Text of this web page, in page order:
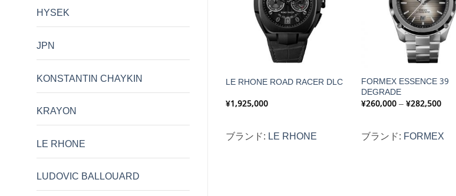
HYSEK
JPN
KONSTANTIN CHAYKIN
KRAYON
LE RHONE
LUDOVIC BALLOUARD
LE RHONE ROAD RACER DLC
¥1,925,000
ブランド: LE RHONE
FORMEX ESSENCE 39
DEGRADE
¥260,000–¥282,500価
–
ブランド: FORMEX
39 BLACK
価
格
¥260,000
–
¥282,500
OPHION 786 VELOS Radial Blue